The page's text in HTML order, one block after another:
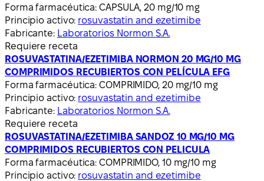
Forma farmacéutica: CAPSULA, 20 mg/10 mg
Principio activo: rosuvastatin and ezetimibe
Fabricante: Laboratorios Normon S.A.
Requiere receta
ROSUVASTATINA/EZETIMIBA NORMON 20 MG/10 MG
COMPRIMIDOS RECUBIERTOS CON PELÍCULA EFG
Forma farmacéutica: COMPRIMIDO, 20 mg/10 mg
Principio activo: rosuvastatin and ezetimibe
Fabricante: Laboratorios Normon S.A.
Requiere receta
ROSUVASTATINA/EZETIMIBA SANDOZ 10 MG/10 MG
COMPRIMIDOS RECUBIERTOS CON PELICULA
Forma farmacéutica: COMPRIMIDO, 10 mg/10 mg
Principio activo: rosuvastatin and ezetimibe